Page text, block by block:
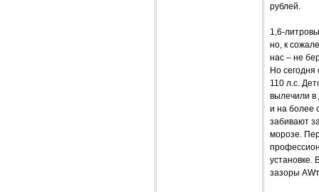
рублей.
1,6-
но, к
нас – не
Но
110 л.с.
вылечили в
и на более
забивают
морозе.
установке.
зазоры